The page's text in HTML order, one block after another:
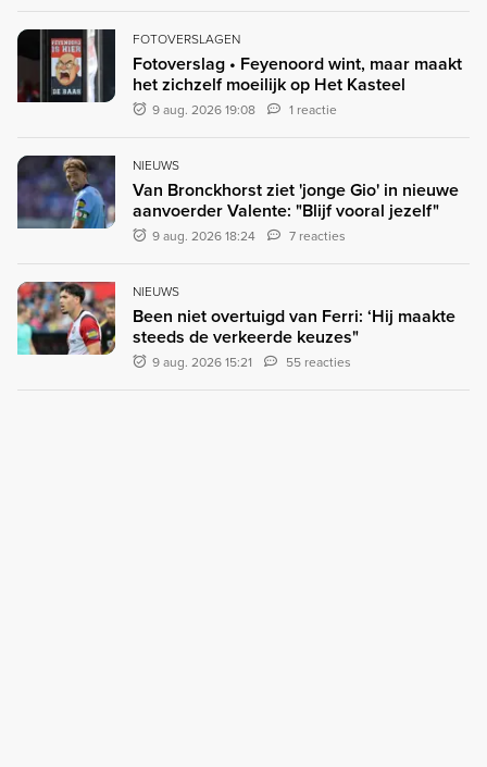
FOTOVERSLAGEN
Fotoverslag • Feyenoord wint, maar maakt
het zichzelf moeilijk op Het Kasteel
9 aug. 2026 19:08 1 reactie
NIEUWS
Van Bronckhorst ziet 'jonge Gio' in nieuwe
aanvoerder Valente: "Blijf vooral jezelf"
9 aug. 2026 18:24 7 reacties
NIEUWS
Been niet overtuigd van Ferri: ‘Hij maakte
steeds de verkeerde keuzes"
9 aug. 2026 15:21 55 reacties